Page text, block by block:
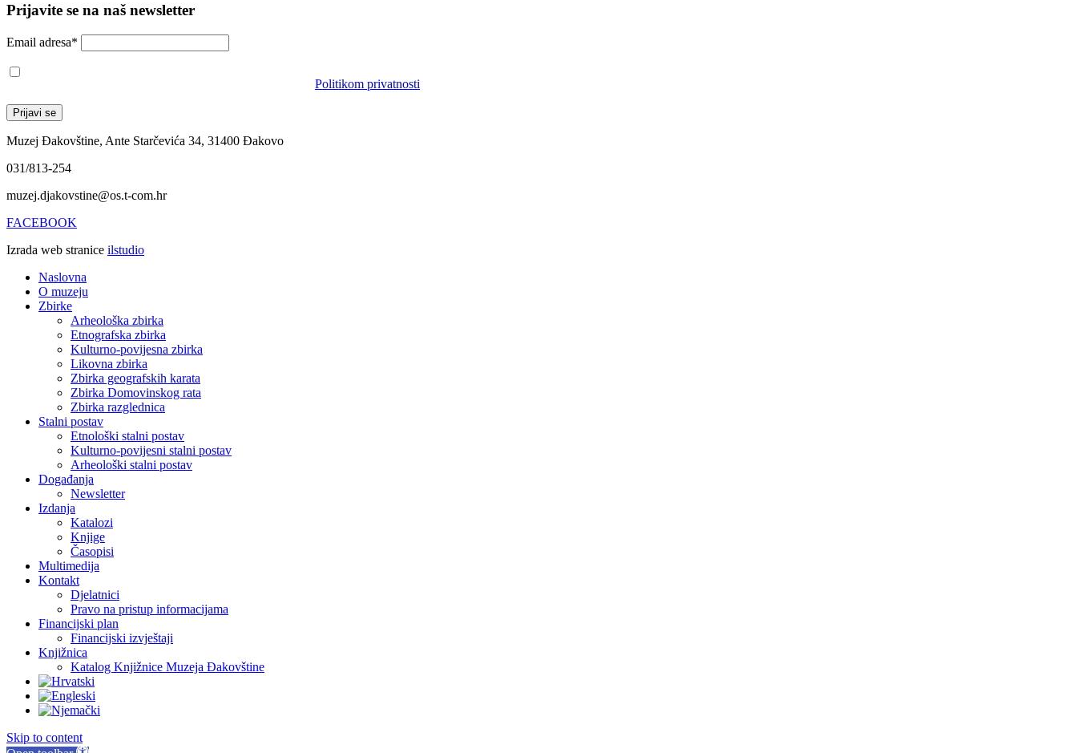
Prijavite se na naš newsletter
Email adresa*
Politikom privatnosti
Muzej Đakovštine, Ante Starčevića 34, 31400 Đakovo
031/813-254
muzej.djakovstine@os.t-com.hr
FACEBOOK
Izrada web stranice ilstudio
Naslovna
O muzeju
Zbirke
Arheološka zbirka
Etnografska zbirka
Kulturno-povijesna zbirka
Likovna zbirka
Zbirka geografskih karata
Zbirka Domovinskog rata
Zbirka razglednica
Stalni postav
Etnološki stalni postav
Kulturno-povijesni stalni postav
Arheološki stalni postav
Događanja
Newsletter
Izdanja
Katalozi
Knjige
Časopisi
Multimedija
Kontakt
Djelatnici
Pravo na pristup informacijama
Financijski plan
Financijski izvještaji
Knjižnica
Katalog Knjižnice Muzeja Đakovštine
Skip to content